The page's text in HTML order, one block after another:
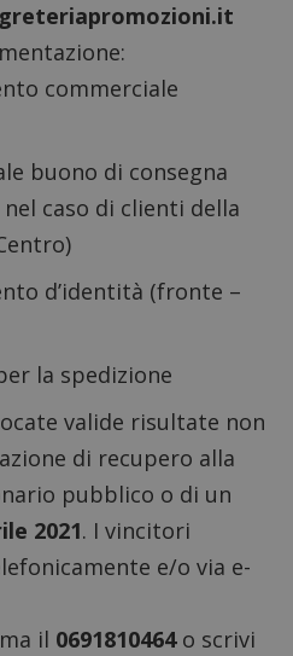
commerciale
buono di consegna
caso di clienti della
d’identità (fronte –
la spedizione
valide risultate non
di recupero alla
pubblico o di un
2021. I vincitori
e/o via e-
il 0691810464o scrivi